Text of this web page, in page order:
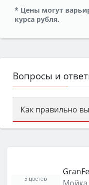
* Цены могут
курса рубля.
Вопросы и
Как правильно
Сначала
затем смотрите
функции
5 цветов